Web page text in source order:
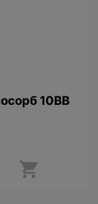
10BB